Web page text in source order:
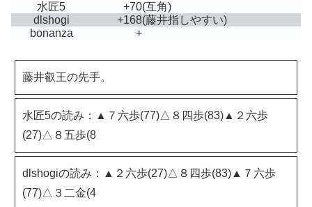
水匠5 +70(互角)
dlshogi
+168(藤井指しやすい)
bonanza
+
藤井叡王の先手。
水匠5の読み：▲７六歩(77)△８四歩(83)▲２六歩
(27)△８五歩(8
dlshogiの読み：▲２六歩(27)△８四歩(83)▲７六歩
(77)△３二金(4